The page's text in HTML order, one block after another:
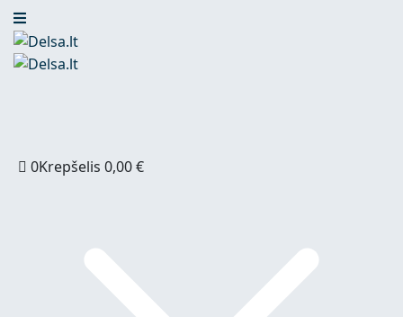
0Krepšelis0,00€